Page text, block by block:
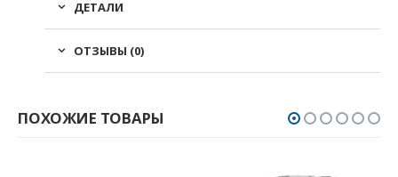
ДЕТАЛИ
ОТЗЫВЫ (0)
ПОХОЖИЕ ТОВАРЫ